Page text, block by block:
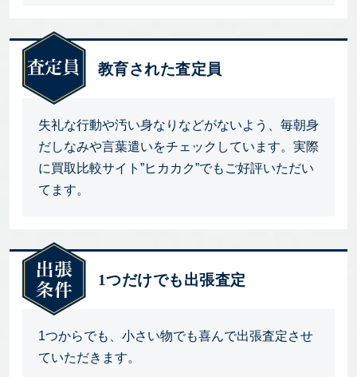
教育された査定員
失礼な行動や汚い身なりなどがないよう、毎朝身
だしなみや言葉遣いをチェックしています。実際
に買取比較サイト”ヒカカク”でもご好評いただい
てます。
1つだけでも出張査定
1つからでも、小さい物でも喜んで出張査定させ
ていただきます。